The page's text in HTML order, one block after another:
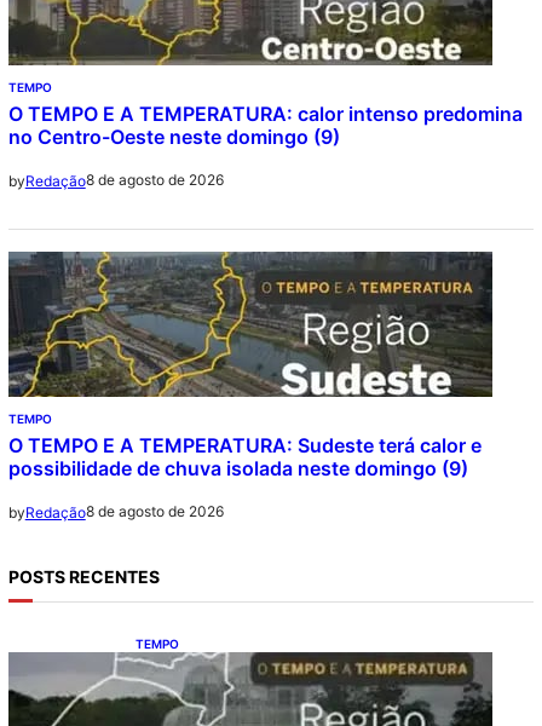
TEMPO
O TEMPO E A TEMPERATURA: calor intenso predomina
no Centro-Oeste neste domingo (9)
byRedação8 de agosto de 2026
TEMPO
O TEMPO E A TEMPERATURA: Sudeste terá calor e
possibilidade de chuva isolada neste domingo (9)
byRedação8 de agosto de 2026
POSTS RECENTES
TEMPO
O TEMPO E A TEMPERATURA: Sul terá
chuva, frio e possibilidade de trovoadas
neste domingo (9)